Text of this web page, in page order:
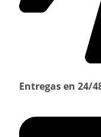
Entregas en 24/